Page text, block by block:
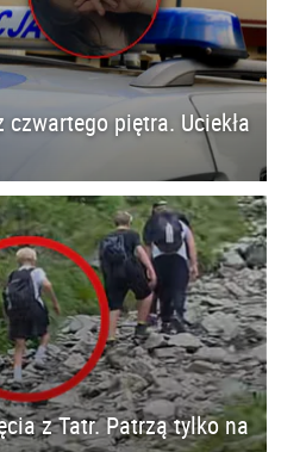
czwartego piętra. Uciekła
z Tatr. Patrzą tylko na